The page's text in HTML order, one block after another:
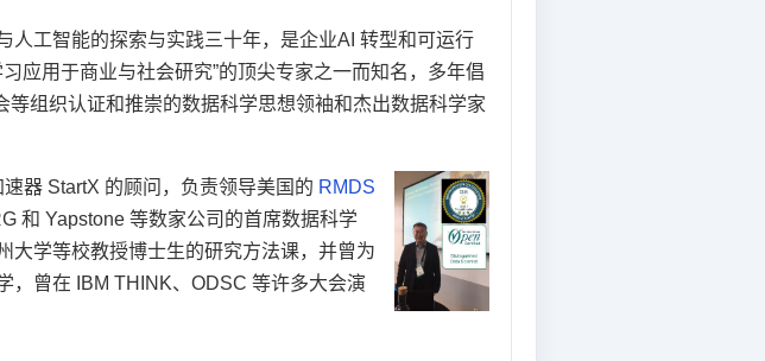
人工智能的探索与实践三十年，是企业AI 转型和可运行
应用于商业与社会研究”的顶尖专家之一而知名，多年倡
等组织认证和推崇的数据科学思想领袖和杰出数据科学家
器 StartX 的顾问，负责领导美国的 RMDS
和 Yapstone 等数家公司的首席数据科学
大学等校教授博士生的研究方法课，并曾为
，曾在 IBM THINK、ODSC 等许多大会演